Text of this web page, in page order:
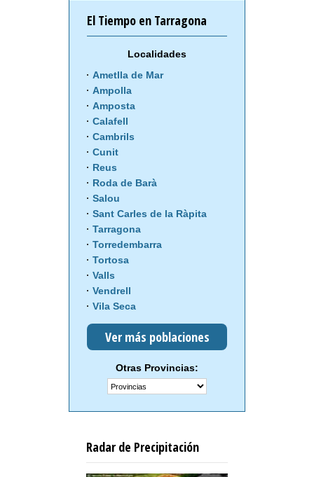
El Tiempo en Tarragona
Localidades
Ametlla de Mar
Ampolla
Amposta
Calafell
Cambrils
Cunit
Reus
Roda de Barà
Salou
Sant Carles de la Ràpita
Tarragona
Torredembarra
Tortosa
Valls
Vendrell
Vila Seca
Ver más poblaciones
Otras Provincias:
Radar de Precipitación